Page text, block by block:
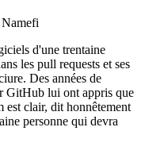
d'une trentaine
les pull requests et ses
Des années de
GitHub lui ont appris que
est clair, dit honnêtement
personne qui devra